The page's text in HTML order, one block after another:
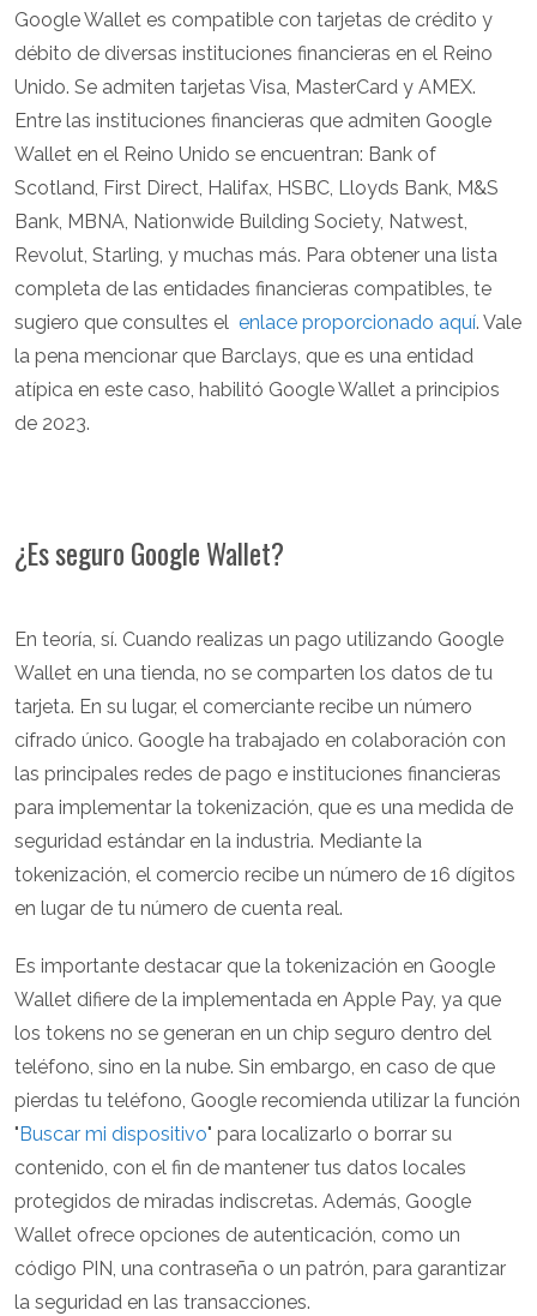
Google Wallet es compatible con tarjetas de crédito y
débito de diversas instituciones financieras en el Reino
Unido. Se admiten tarjetas Visa, MasterCard y AMEX.
Entre las instituciones financieras que admiten Google
Wallet en el Reino Unido se encuentran: Bank of
Scotland, First Direct, Halifax, HSBC, Lloyds Bank, M&S
Bank, MBNA, Nationwide Building Society, Natwest,
Revolut, Starling, y muchas más. Para obtener una lista
completa de las entidades financieras compatibles, te
sugiero que consultes el enlace proporcionado aquí. Vale
la pena mencionar que Barclays, que es una entidad
atípica en este caso, habilitó Google Wallet a principios
de 2023.
¿Es seguro Google Wallet?
En teoría, sí. Cuando realizas un pago utilizando Google
Wallet en una tienda, no se comparten los datos de tu
tarjeta. En su lugar, el comerciante recibe un número
cifrado único. Google ha trabajado en colaboración con
las principales redes de pago e instituciones financieras
para implementar la tokenización, que es una medida de
seguridad estándar en la industria. Mediante la
tokenización, el comercio recibe un número de 16 dígitos
en lugar de tu número de cuenta real.
Es importante destacar que la tokenización en Google
Wallet difiere de la implementada en Apple Pay, ya que
los tokens no se generan en un chip seguro dentro del
teléfono, sino en la nube. Sin embargo, en caso de que
pierdas tu teléfono, Google recomienda utilizar la función
" Buscar mi dispositivo" para localizarlo o borrar su
contenido, con el fin de mantener tus datos locales
protegidos de miradas indiscretas. Además, Google
Wallet ofrece opciones de autenticación, como un
código PIN, una contraseña o un patrón, para garantizar
la seguridad en las transacciones.